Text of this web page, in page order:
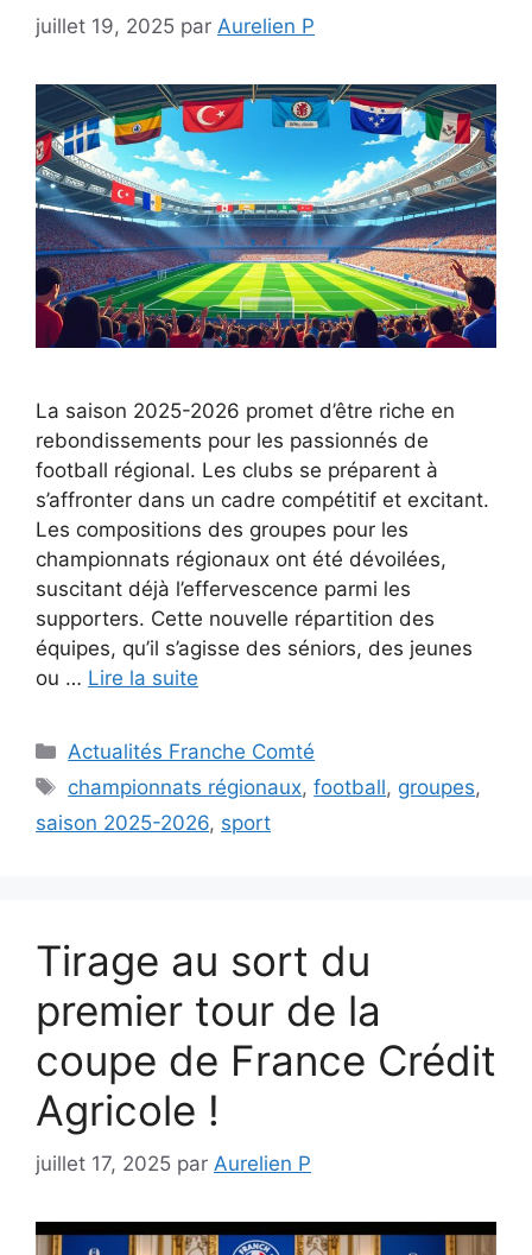
juillet 19, 2025 par Aurelien P
La saison 2025-2026 promet d’être riche en
rebondissements pour les passionnés de
football régional. Les clubs se préparent à
s’affronter dans un cadre compétitif et excitant.
Les compositions des groupes pour les
championnats régionaux ont été dévoilées,
suscitant déjà l’effervescence parmi les
supporters. Cette nouvelle répartition des
équipes, qu’il s’agisse des séniors, des jeunes
ou … Lire la suite
Catégories
Actualités Franche Comté
Étiquettes
championnats régionaux,football, groupes,
saison 2025-2026, sport
Tirage au sort du
premier tour de la
coupe de France Crédit
Agricole !
juillet 17, 2025 par Aurelien P